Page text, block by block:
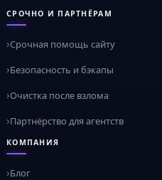
СРОЧНО И ПАРТНЁРАМ
Срочная помощь сайту
Безопасность и бэкапы
Очистка после взлома
Партнёрство для агентств
КОМПАНИЯ
Блог